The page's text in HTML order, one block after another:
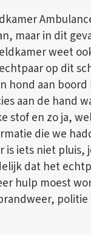
maar in dit
weet
op dit
hond aan
aan de hand
stof en zo ja,
die we
is iets niet pluis,
dat het
hulp moest